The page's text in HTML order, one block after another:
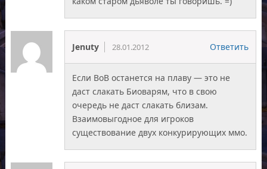
Jenuty 28.01.2012 Ответить
Если ВоВ останется на плаву — это не
даст слакать Биоварям, что в свою
очередь не даст слакать близам.
Взаимовыгодное для игроков
существование двух конкурирующих ммо.